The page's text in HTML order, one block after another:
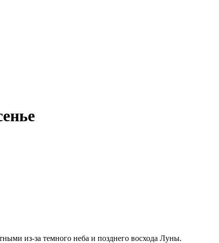
из-за темного неба и позднего восхода Луны.